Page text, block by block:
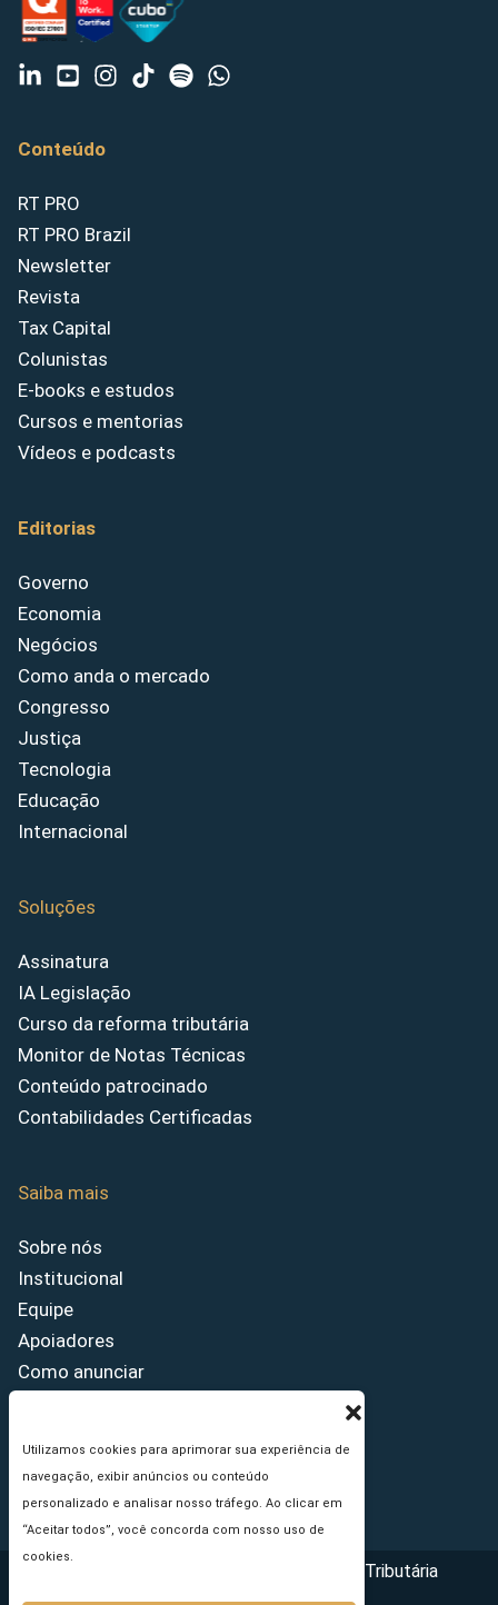
Utilizamos cookies para aprimorar sua experiência de
navegação, exibir anúncios ou conteúdo
personalizado e analisar nosso tráfego. Ao clicar em
“Aceitar todos”, você concorda com nosso uso de
cookies.
Conteúdo
RT PRO
RT PRO Brazil
Newsletter
Revista
Tax Capital
Colunistas
E-books e estudos
Cursos e mentorias
Vídeos e podcasts
Editorias
Governo
Economia
Negócios
Como anda o mercado
Congresso
Justiça
Tecnologia
Educação
Internacional
Soluções
Assinatura
IA Legislação
Curso da reforma tributária
Monitor de Notas Técnicas
Conteúdo patrocinado
Contabilidades Certificadas
Saiba mais
Sobre nós
Institucional
Equipe
Apoiadores
Como anunciar
Princípios Editoriais
Copyright © 2026 - Portal da Reforma Tributária